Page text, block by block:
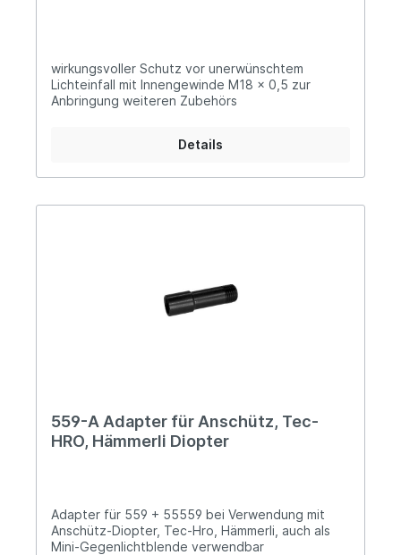
wirkungsvoller Schutz vor unerwünschtem
Lichteinfall mit Innengewinde M18 x 0,5 zur
Anbringung weiteren Zubehörs
Details
559-A Adapter für Anschütz, Tec-
HRO, Hämmerli Diopter
Adapter für 559 + 55559 bei Verwendung mit
Anschütz-Diopter, Tec-Hro, Hämmerli, auch als
Mini-Gegenlichtblende verwendbar